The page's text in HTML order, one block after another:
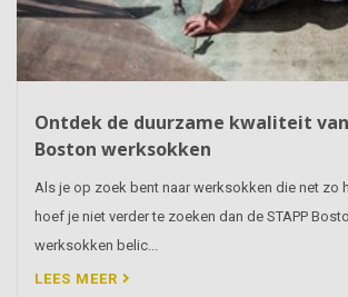
Ontdek de duurzame kwaliteit van
Boston werksokken
Als je op zoek bent naar werksokken die net zo
hoef je niet verder te zoeken dan de STAPP
werksokken belic...
LEES MEER